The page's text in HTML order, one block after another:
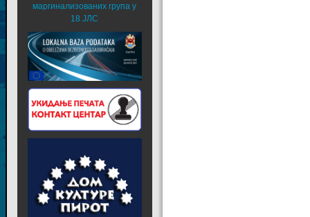
маргинализованих група у
18 ЈЛС